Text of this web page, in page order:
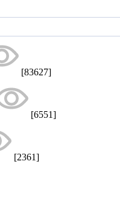
[83627]
[6551]
[2361]